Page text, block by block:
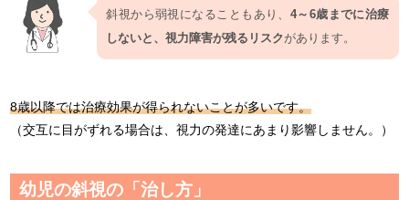
斜視から弱視になることもあり、 4～6歳までに治療
しないと、視力障害が残るリスク があります。
8歳以降では治療効果が得られないことが多いです。
（交互に目がずれる場合は、視力の発達にあまり影響しません。）
幼児の斜視の「治し方」